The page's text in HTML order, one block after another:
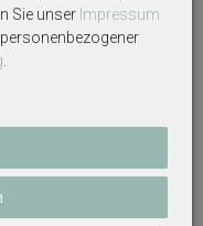
sowie
werden.
Sie unser Impressum